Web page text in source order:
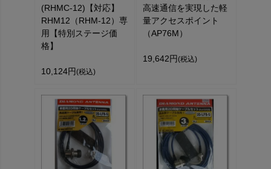
(RHMC-12)【対応】
RHM12（RHM-12）専
用【特別ステージ価
格】
10,124円 (税込)
高速通信を実現した軽
量アクセスポイント
（AP76M）
19,642円 (税込)